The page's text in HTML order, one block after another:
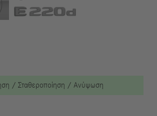
/ Σταθεροποίηση / Ανύψωση